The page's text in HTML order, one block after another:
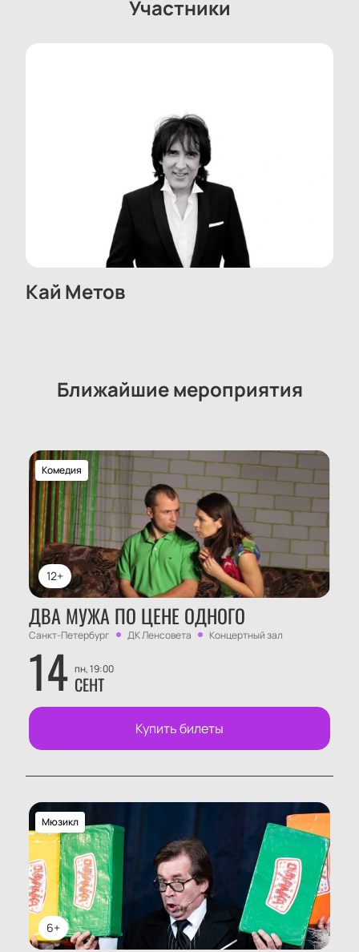
Участники
Кай Метов
Ближайшие мероприятия
12+
Комедия
ДВА МУЖА ПО ЦЕНЕ ОДНОГО
Санкт-Петербург ДК Ленсовета Концертный зал
14 пн, 19:00
СЕНТ
Купить билеты
6+
Мюзикл